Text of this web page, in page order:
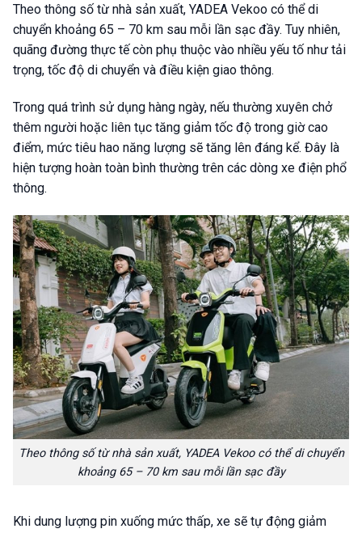
Theo thông số từ nhà sản xuất, YADEA Vekoo có thể di
chuyển khoảng 65 – 70 km sau mỗi lần sạc đầy. Tuy nhiên,
quãng đường thực tế còn phụ thuộc vào nhiều yếu tố như tải
trọng, tốc độ di chuyển và điều kiện giao thông.
Trong quá trình sử dụng hàng ngày, nếu thường xuyên chở
thêm người hoặc liên tục tăng giảm tốc độ trong giờ cao
điểm, mức tiêu hao năng lượng sẽ tăng lên đáng kể. Đây là
hiện tượng hoàn toàn bình thường trên các dòng xe điện phổ
thông.
Theo thông số từ nhà sản xuất, YADEA Vekoo có thể di chuyển
khoảng 65 – 70 km sau mỗi lần sạc đầy
Khi dung lượng pin xuống mức thấp, xe sẽ tự động giảm